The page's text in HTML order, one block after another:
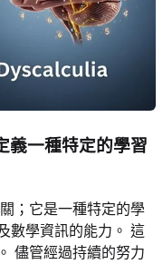
義一種特定的學習
；它是一種特定的學
數學資訊的能力。 這
儘管經過持續的努力